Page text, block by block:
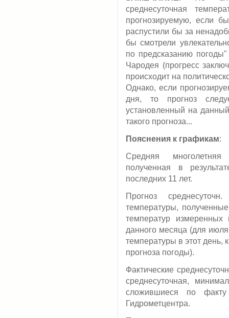
среднесуточная
прогнозируемую, если
распустили бы за
бы смотрели
по предсказанию
Чародея (прогресс
происходит на
Однако, если
дня, то прогноз
установленный на
такого прогноза...
Пояснения к графикам:
Средняя
полученная в
последних 11 лет.
Прогноз
температуры,
температур измеренных
данного месяца (для
температуры в этот день,
прогноза погоды).
Фактические
среднесуточная,
сложившиеся по
Гидрометцентра.